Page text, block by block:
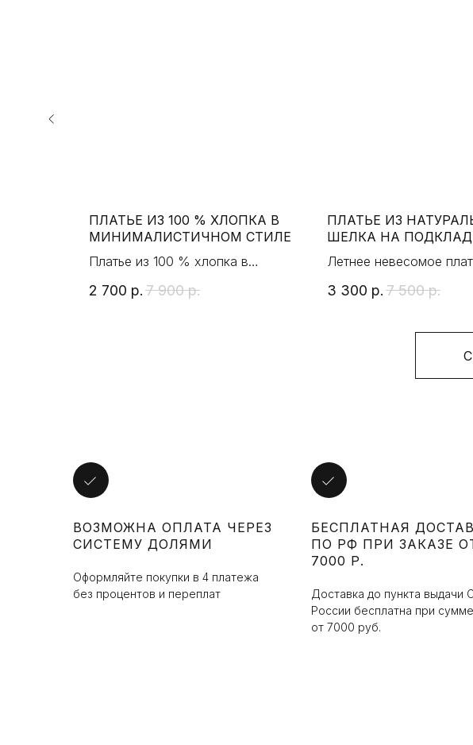
ПЛАТЬЕ ИЗ 100 % ХЛОПКА В
МИНИМАЛИСТИЧНОМ СТИЛЕ
Платье из 100 % хлопка в
2 700 р. 7 900 р.
ПЛАТЬЕ ИЗ
ШЕЛКА НА
Летнее невесомое
3 300 р. 7 500 р.
ВОЗМОЖНА ОПЛАТА ЧЕРЕЗ
СИСТЕМУ ДОЛЯМИ
Оформляйте покупки в 4 платежа
без процентов и переплат
БЕСПЛАТНАЯ
ПО РФ ПРИ ЗАКАЗЕ
7000 Р.
Доставка до пункта выдачи
России бесплатна при
от 7000 руб.